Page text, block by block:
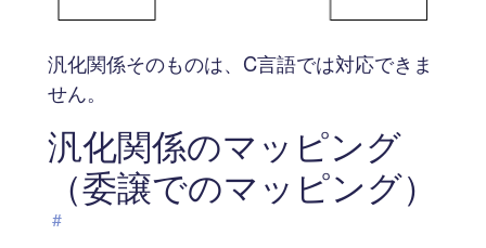
汎化関係そのものは、C言語では対応できま
せん。
汎化関係のマッピング
（委譲でのマッピング）
#